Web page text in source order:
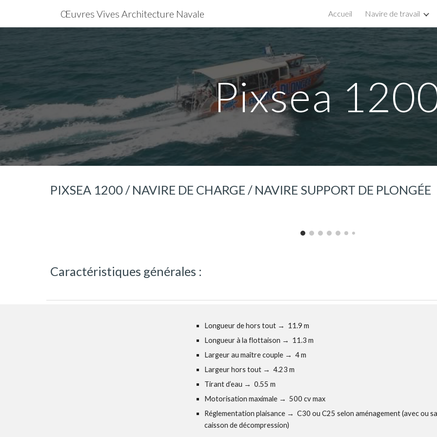
Skip to
Œuvres Vives Architecture Navale Accueil Navire de travail
Pixsea
PIXSEA 1200 / NAVIRE DE CHARGE / NAVIRE SUPPORT DE PLONGÉE
Caractéristiques générales :
Longueur de hors tout → 11.9 m
Longueur à la flottaison → 11.3 m
Largeur au maître couple → 4 m
Largeur hors tout → 4.23 m
Tirant d’eau → 0.55 m
Motorisation maximale → 500 cv max
Réglementation plaisance → C30 ou C25 selon aménagement (avec ou
caisson de décompression)